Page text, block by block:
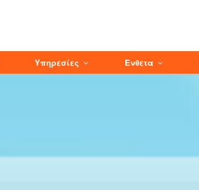
Υπηρεσίες Ενθετα